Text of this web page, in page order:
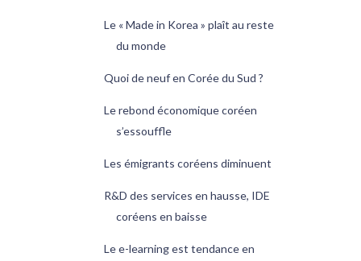
Le « Made in Korea » plaît au reste
du monde
Quoi de neuf en Corée du Sud ?
Le rebond économique coréen
s’essouffle
Les émigrants coréens diminuent
R&D des services en hausse, IDE
coréens en baisse
Le e-learning est tendance en